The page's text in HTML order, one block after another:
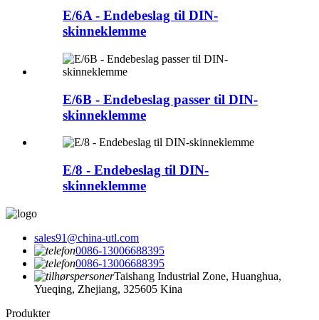
E/6A - Endebeslag til DIN-
skinneklemme
E/6B - Endebeslag passer til DIN-
skinneklemme
E/8 - Endebeslag til DIN-
skinneklemme
sales91@china-utl.com
0086-13006688395
0086-13006688395
Taishang Industrial Zone, Huanghua,
Yueqing, Zhejiang, 325605 Kina
Produkter